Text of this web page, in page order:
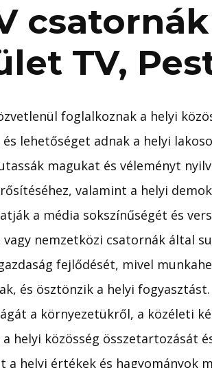
csatornák
TV,
foglalkoznak a helyi
lehetőséget adnak a helyi
magukat és véleményt
valamint a helyi
a média sokszínűségét és
vagy nemzetközi csatornák által
fejlődését, mivel
és ösztönzik a helyi
a környezetükről, a közéleti
helyi közösség összetartozását
a helyi értékek és hagyományok